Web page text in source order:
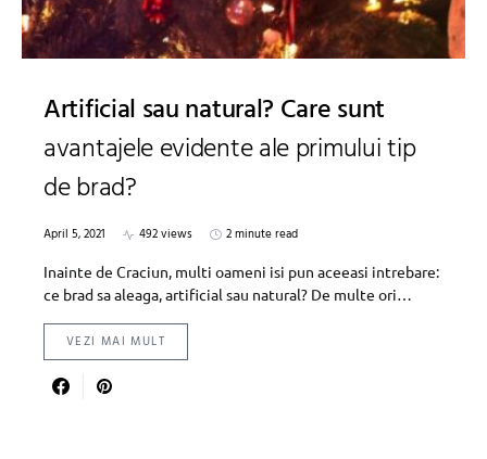
Artificial sau natural? Care sunt
avantajele evidente ale primului tip
de brad?
April 5, 2021 492 views
2 minute read
Inainte de Craciun, multi oameni isi pun aceeasi intrebare:
ce brad sa aleaga, artificial sau natural? De multe ori…
VEZI MAI MULT